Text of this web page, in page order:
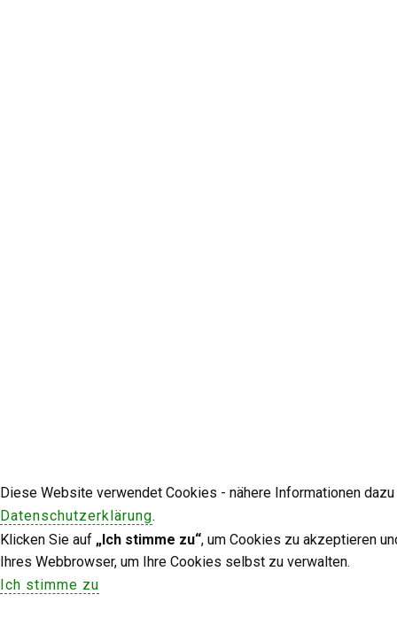
Diese Website verwendet Cookies - nähere Informationen
Datenschutzerklärung.
Klicken Sie auf „Ich stimme zu“, um Cookies zu akzeptieren
Ihres Webbrowser, um Ihre Cookies selbst zu verwalten.
Ich stimme zu